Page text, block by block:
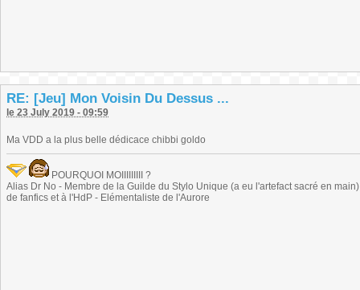
RE: [Jeu] Mon Voisin Du Dessus ...
le 23 July 2019 - 09:59
Ma VDD a la plus belle dédicace chibbi goldo
POURQUOI MOIIIIIIIII ?
Alias Dr No - Membre de la Guilde du Stylo Unique (a eu l'artefact sacré en
de fanfics et à l'HdP - Elémentaliste de l'Aurore